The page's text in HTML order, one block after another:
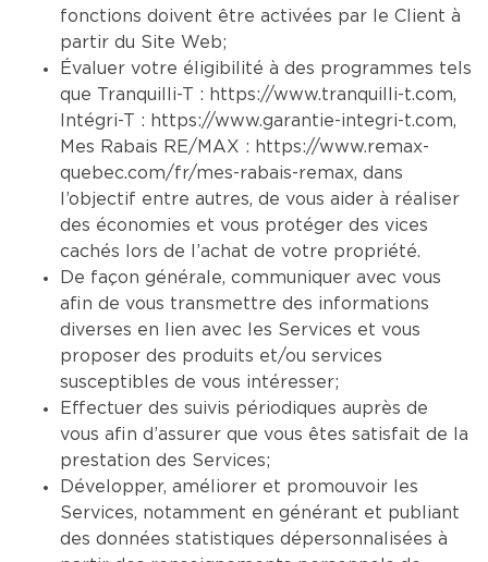
fonctions doivent être activées par le Client à
partir du Site Web;
Évaluer votre éligibilité à des programmes tels
que Tranquilli-T : https://www.tranquilli-t.com,
Intégri-T : https://www.garantie-integri-t.com,
Mes Rabais RE/MAX : https://www.remax-
quebec.com/fr/mes-rabais-remax, dans
l’objectif entre autres, de vous aider à réaliser
des économies et vous protéger des vices
cachés lors de l’achat de votre propriété.
De façon générale, communiquer avec vous
afin de vous transmettre des informations
diverses en lien avec les Services et vous
proposer des produits et/ou services
susceptibles de vous intéresser;
Effectuer des suivis périodiques auprès de
vous afin d’assurer que vous êtes satisfait de la
prestation des Services;
Développer, améliorer et promouvoir les
Services, notamment en générant et publiant
des données statistiques dépersonnalisées à